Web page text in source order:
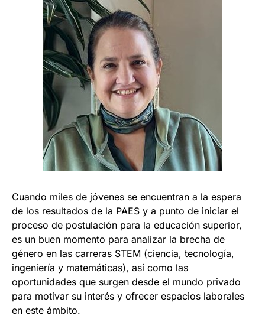
Cuando miles de jóvenes se encuentran a la espera
de los resultados de la PAES y a punto de iniciar el
proceso de postulación para la educación superior,
es un buen momento para analizar la brecha de
género en las carreras STEM (ciencia, tecnología,
ingeniería y matemáticas), así como las
oportunidades que surgen desde el mundo privado
para motivar su interés y ofrecer espacios laborales
en este ámbito.